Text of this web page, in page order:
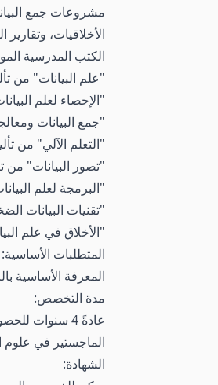
مشروعات جمع
الأخلاقيات،
الكتب المدرسية
"علم البيانات" من
"الإحصاء لعلم
"جمع البيانات
"التعلم الآلي" من
"تصور البيانات" من
"البرمجة لعلم
"تقنيات البيانات
"الأخلاق في علم
المتطلبات الأساسية:
المعرفة الأساسية
مدة التخصص:
عادةً 4 سنوات
الماجستير في علوم
الشهادة: